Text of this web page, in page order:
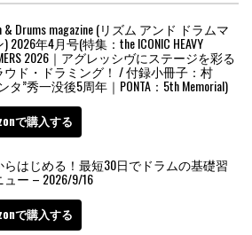
& Drums magazine (リズム アンド ドラムマ
2026年4月号(特集：the ICONIC HEAVY
2026｜アグレッシヴにステージを彩る
ウド・ドラミング！ / 付録小冊子：村
タ”秀一没後5周年｜PONTA：5th Memorial)
で購入する
らはじめる！最短30日でドラムの基礎習
ー – 2026/9/16
で購入する